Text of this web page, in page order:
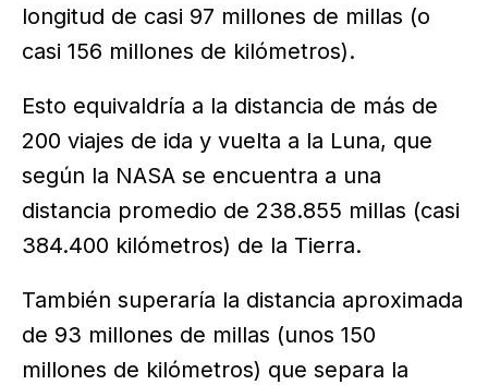
longitud de casi 97 millones de millas (o
casi 156 millones de kilómetros).
Esto equivaldría a la distancia de más de
200 viajes de ida y vuelta a la Luna, que
según la NASA se encuentra a una
distancia promedio de 238.855 millas (casi
384.400 kilómetros) de la Tierra.
También superaría la distancia aproximada
de 93 millones de millas (unos 150
millones de kilómetros) que separa la